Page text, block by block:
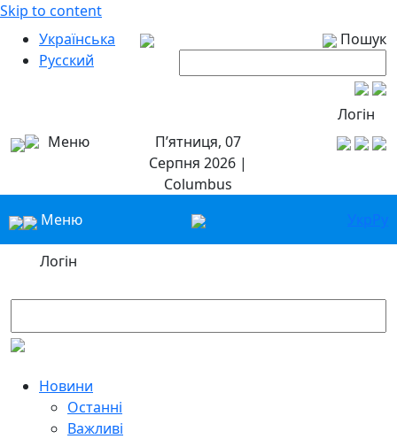
Skip to content
Українська
Русский
Пошук
Логін
Меню
П’ятниця, 07
Серпня 2026 |
Columbus
Меню
УкрРу
Логін
Новини
Останні
Важливі